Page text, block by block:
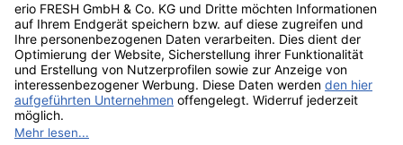
Contact us
erio FRESH GmbH & Co. KG
Stader Landstr. 7
28719 Bremen
+49 (0) 421 169 817 80